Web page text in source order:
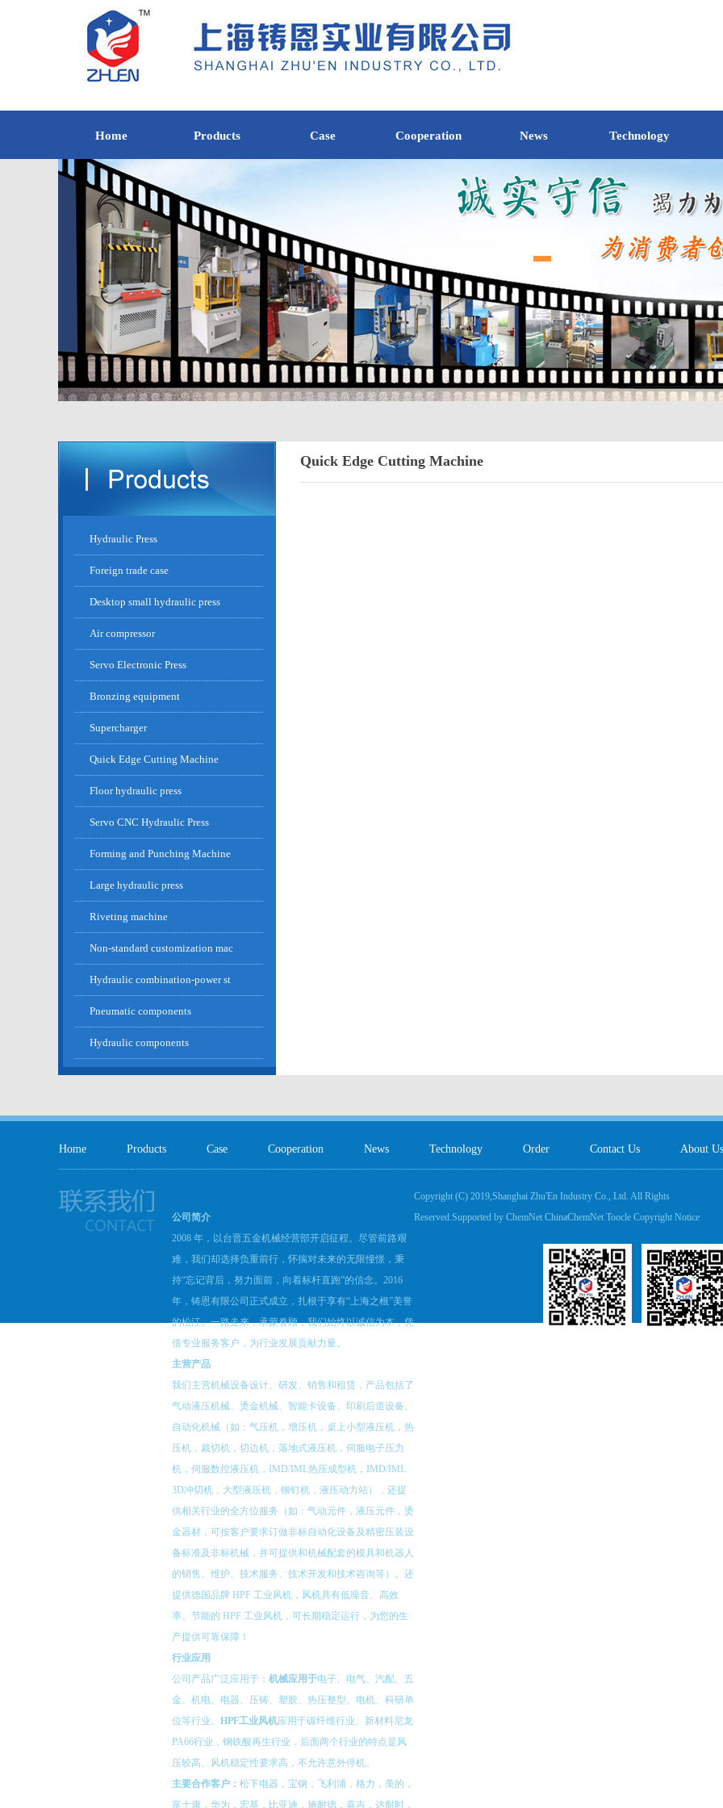
Home Products Case Cooperation News Technology
-
Hydraulic Press
Foreign trade case
Desktop small hydraulic press
Air compressor
Servo Electronic Press
Bronzing equipment
Supercharger
Quick Edge Cutting Machine
Floor hydraulic press
Servo CNC Hydraulic Press
Forming and Punching Machine
Large hydraulic press
Riveting machine
Non-standard customization mac
Hydraulic combination-power st
Pneumatic components
Hydraulic components
Quick Edge Cutting Machine
Home Products Case Cooperation News Technology Order Contact Us About Us
公司简介
2008 年，以台晋五金机械经营部开启征程。尽管前路艰
难，我们却选择负重前行，怀揣对未来的无限憧憬，秉
持“忘记背后，努力面前，向着标杆直跑”的信念。2016
年，铸恩有限公司正式成立，扎根于享有“上海之根”美誉
的松江。一路走来，承蒙眷顾，我们始终以诚信为本，凭
借专业服务客户，为行业发展贡献力量。
主营产品
我们主营机械设备设计、研发、销售和租赁，产品包括了
气动液压机械、烫金机械、智能卡设备、印刷后道设备、
自动化机械（如：气压机，增压机，桌上小型液压机，热
压机，裁切机，切边机，落地式液压机，伺服电子压力
机，伺服数控液压机，IMD/IML热压成型机，IMD/IML
3D冲切机，大型液压机，铆钉机，液压动力站），还提
供相关行业的全方位服务（如：气动元件，液压元件，烫
金器材，可按客户要求订做非标自动化设备及精密压装设
备标准及非标机械，并可提供和机械配套的模具和机器人
的销售、维护、技术服务、技术开发和技术咨询等）。还
提供德国品牌 HPF 工业风机，风机具有低噪音、高效
率、节能的 HPF 工业风机，可长期稳定运行，为您的生
产提供可靠保障！
行业应用
公司产品广泛应用于： 机械应用于电子、电气、汽配、五
金、机电、电器、压铸、塑胶、热压整型、电机、科研单
位等行业。 HPF工业风机应用于碳纤维行业、新材料尼龙
PA66行业，钢铁酸再生行业，后面两个行业的特点是风
压较高、风机稳定性要求高，不允许意外停机。
主要合作客户： 松下电器，宝钢，飞利浦，格力，美的，
富士康，华为，宏基，比亚迪，施耐德，嘉吉，达耐时，
Copyright (C) 2019,Shanghai Zhu'En Industry Co., Ltd. All Rights
Reserved.Supported by ChemNet ChinaChemNet Toocle Copyright Notice